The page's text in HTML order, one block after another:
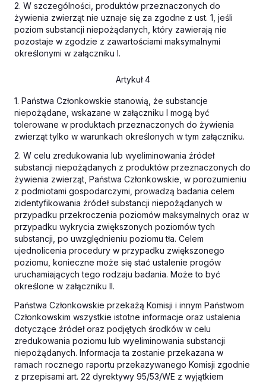
2. W szczególności, produktów przeznaczonych do
żywienia zwierząt nie uznaje się za zgodne z ust. 1, jeśli
poziom substancji niepożądanych, który zawierają nie
pozostaje w zgodzie z zawartościami maksymalnymi
określonymi w załączniku I.
Artykuł 4
1. Państwa Członkowskie stanowią, że substancje
niepożądane, wskazane w załączniku I mogą być
tolerowane w produktach przeznaczonych do żywienia
zwierząt tylko w warunkach określonych w tym załączniku.
2. W celu zredukowania lub wyeliminowania źródeł
substancji niepożądanych z produktów przeznaczonych do
żywienia zwierząt, Państwa Członkowskie, w porozumieniu
z podmiotami gospodarczymi, prowadzą badania celem
zidentyfikowania źródeł substancji niepożądanych w
przypadku przekroczenia poziomów maksymalnych oraz w
przypadku wykrycia zwiększonych poziomów tych
substancji, po uwzględnieniu poziomu tła. Celem
ujednolicenia procedury w przypadku zwiększonego
poziomu, konieczne może się stać ustalenie progów
uruchamiających tego rodzaju badania. Może to być
określone w załączniku II.
Państwa Członkowskie przekażą Komisji i innym Państwom
Członkowskim wszystkie istotne informacje oraz ustalenia
dotyczące źródeł oraz podjętych środków w celu
zredukowania poziomu lub wyeliminowania substancji
niepożądanych. Informacja ta zostanie przekazana w
ramach rocznego raportu przekazywanego Komisji zgodnie
z przepisami art. 22 dyrektywy 95/53/WE z wyjątkiem